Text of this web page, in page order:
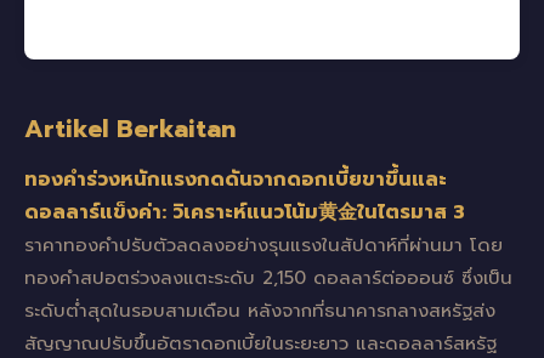
Artikel Berkaitan
ทองคำร่วงหนักแรงกดดันจากดอกเบี้ยขาขึ้นและ
ดอลลาร์แข็งค่า: วิเคราะห์แนวโน้ม黄金ในไตรมาส 3
ราคาทองคำปรับตัวลดลงอย่างรุนแรงในสัปดาห์ที่ผ่านมา โดย
ทองคำสปอตร่วงลงแตะระดับ 2,150 ดอลลาร์ต่อออนซ์ ซึ่งเป็น
ระดับต่ำสุดในรอบสามเดือน หลังจากที่ธนาคารกลางสหรัฐส่ง
สัญญาณปรับขึ้นอัตราดอกเบี้ยในระยะยาว และดอลลาร์สหรัฐ